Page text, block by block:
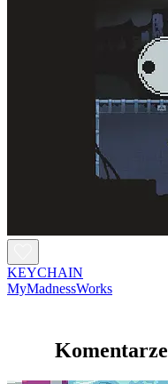
KEYCHAIN
MyMadnessWorks
Komentarze